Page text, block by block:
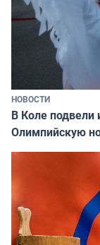
НОВОСТИ
В Коле подвели
Олимпийскую